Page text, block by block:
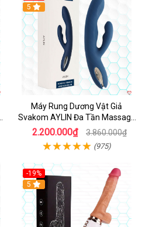
Hot
5
Máy Rung Dương Vật Giả
Svakom AYLIN Đa Tần Massage
Sướng
2.200.000₫ 3.860.000₫
(975)
-19%
Hot
5